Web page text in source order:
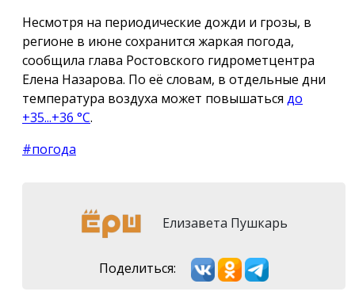
Несмотря на периодические дожди и грозы, в
регионе в июне сохранится жаркая погода,
сообщила глава Ростовского гидрометцентра
Елена Назарова. По её словам, в отдельные дни
температура воздуха может повышаться до
+35...+36 °С.
#погода
Елизавета Пушкарь
Поделиться: